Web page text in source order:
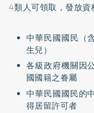
4類人可領取，發放資
中華民國國民（
生兒）
各級政府機關因
國國籍之眷屬
中華民國國民的
得居留許可者